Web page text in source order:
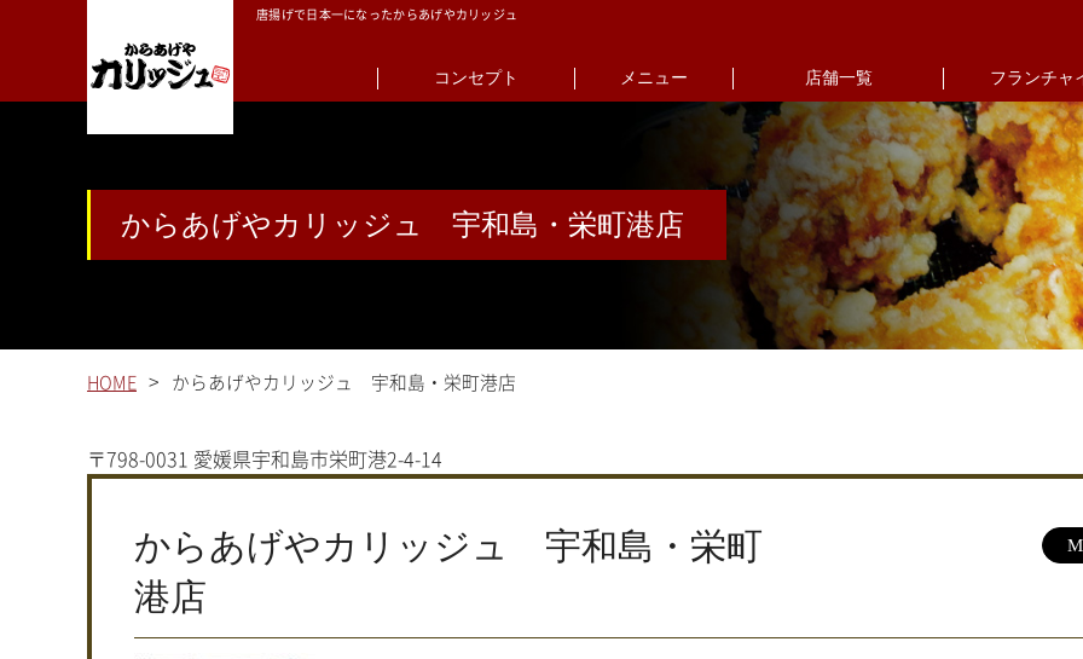
唐揚げで日本一になったからあげやカリッジュ
コンセプト メニュー 店舗一覧 フランチャ
からあげやカリッジュ 宇和島・栄町港店
HOME > からあげやカリッジュ 宇和島・栄町港店
〒798-0031 愛媛県宇和島市栄町港2-4-14
からあげやカリッジュ 宇和島・栄町
港店